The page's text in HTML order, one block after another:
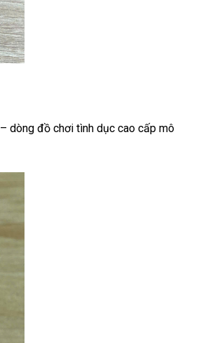
– dòng đồ chơi tình dục cao cấp mô